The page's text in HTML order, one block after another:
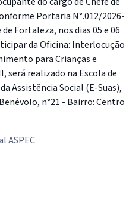
Portaria N°.012/2026-
Fortaleza, nos dias 05 e 06
da Oficina: Interlocução
para Crianças e
será realizado na Escola de
Assistência Social (E-Suas),
n°21 - Bairro:
ASPEC